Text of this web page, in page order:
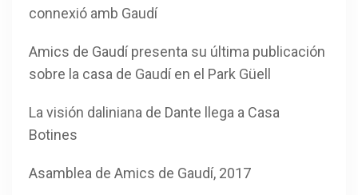
connexió amb Gaudí
Amics de Gaudí presenta su última publicación
sobre la casa de Gaudí en el Park Güell
La visión daliniana de Dante llega a Casa
Botines
Asamblea de Amics de Gaudí, 2017